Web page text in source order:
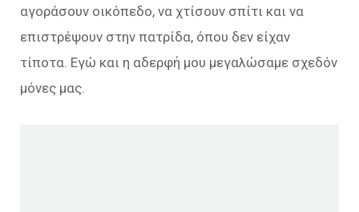
αγοράσουν οικόπεδο, να χτίσουν σπίτι και να
επιστρέψουν στην πατρίδα, όπου δεν είχαν
τίποτα. Εγώ και η αδερφή μου μεγαλώσαμε σχεδόν
μόνες μας.